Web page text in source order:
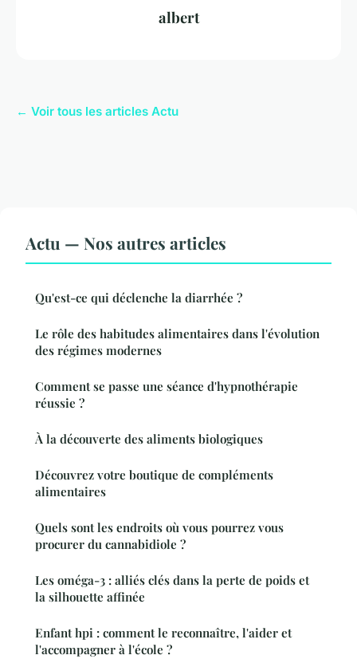
albert
← Voir tous les articles Actu
Actu — Nos autres articles
Qu'est-ce qui déclenche la diarrhée ?
Le rôle des habitudes alimentaires dans l'évolution
des régimes modernes
Comment se passe une séance d'hypnothérapie
réussie ?
À la découverte des aliments biologiques
Découvrez votre boutique de compléments
alimentaires
Quels sont les endroits où vous pourrez vous
procurer du cannabidiole ?
Les oméga-3 : alliés clés dans la perte de poids et
la silhouette affinée
Enfant hpi : comment le reconnaître, l'aider et
l'accompagner à l'école ?